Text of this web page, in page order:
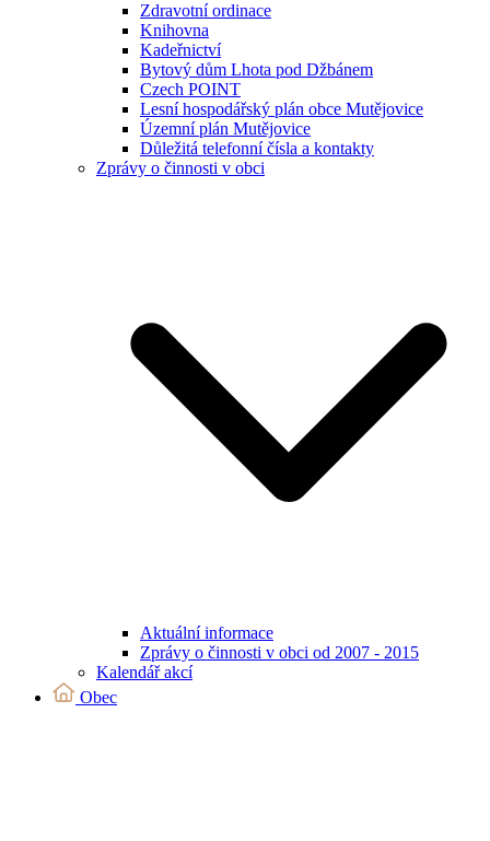
Zdravotní ordinace
Knihovna
Kadeřnictví
Bytový dům Lhota pod Džbánem
Czech POINT
Lesní hospodářský plán obce Mutějovice
Územní plán Mutějovice
Důležitá telefonní čísla a kontakty
Zprávy o činnosti v obci
Aktuální informace
Zprávy o činnosti v obci od 2007 - 2015
Kalendář akcí
Obec